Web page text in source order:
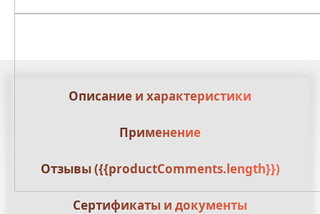
Описание и характеристики
Применение
Отзывы ({{productComments.length}})
Сертификаты и документы